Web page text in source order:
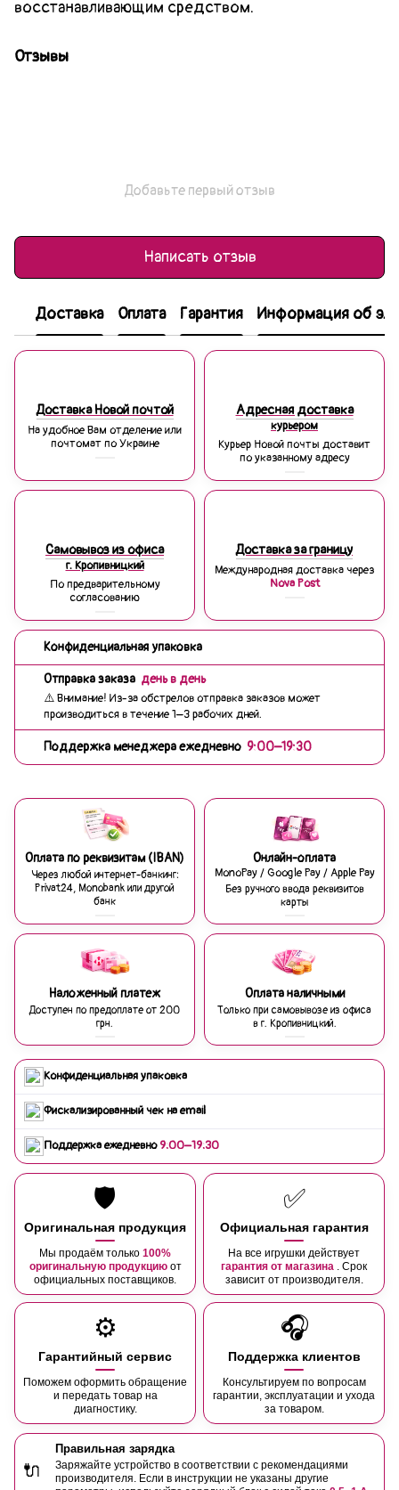
восстанавливающим средством.
Отзывы
Добавьте первый отзыв
Написать отзыв
Доставка Оплата Гарантия Информация об
Доставка Новой почтой
На удобное Вам отделение или
почтомат по Украине
Адресная доставка
курьером
Курьер Новой почты доставит
по указанному адресу
Самовывоз из офиса
г. Кропивницкий
По предварительному
согласованию
Доставка за границу
Международная доставка через
Nova Post
Конфиденциальная упаковка
Отправка заказа день в день
⚠️ Внимание! Из-за обстрелов отправка заказов может
производиться в течение 1–3 рабочих дней.
Поддержка менеджера ежедневно 9:00–19:30
Оплата по реквизитам (IBAN)
Через любой интернет-банкинг:
Privat24, Monobank или другой
банк
Онлайн-оплата
MonoPay / Google Pay / Apple Pay
Без ручного ввода реквизитов
карты
Наложенный платеж
Доступен по предоплате от 200
грн.
Оплата наличными
Только при самовывозе из офиса
в г. Кропивницкий.
Конфиденциальная упаковка
Фискализированный чек на email
Поддержка ежедневно9:00–19:30
🛡️
Оригинальная продукция
Мы продаём только 100%
оригинальную продукцию от
официальных поставщиков.
✅
Официальная гарантия
На все игрушки действует
гарантия от магазина . Срок
зависит от производителя.
⚙️
Гарантийный сервис
Поможем оформить обращение
и передать товар на
диагностику.
🎧
Поддержка клиентов
Консультируем по вопросам
гарантии, эксплуатации и ухода
за товаром.
🔌
Правильная зарядка
Заряжайте устройство в соответствии с рекомендациями
производителя. Если в инструкции не указаны другие